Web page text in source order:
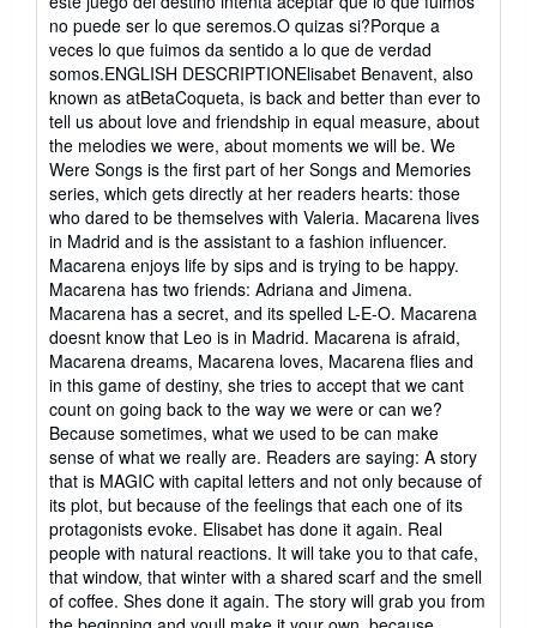
no puede ser lo que seremos.O quizas si?Porque a
veces lo que fuimos da sentido a lo que de verdad
somos.ENGLISH DESCRIPTIONElisabet Benavent, also
known as atBetaCoqueta, is back and better than ever to
tell us about love and friendship in equal measure, about
the melodies we were, about moments we will be. We
Were Songs is the first part of her Songs and Memories
series, which gets directly at her readers hearts: those
who dared to be themselves with Valeria. Macarena lives
in Madrid and is the assistant to a fashion influencer.
Macarena enjoys life by sips and is trying to be happy.
Macarena has two friends: Adriana and Jimena.
Macarena has a secret, and its spelled L-E-O. Macarena
doesnt know that Leo is in Madrid. Macarena is afraid,
Macarena dreams, Macarena loves, Macarena flies and
in this game of destiny, she tries to accept that we cant
count on going back to the way we were or can we?
Because sometimes, what we used to be can make
sense of what we really are. Readers are saying: A story
that is MAGIC with capital letters and not only because of
its plot, but because of the feelings that each one of its
protagonists evoke. Elisabet has done it again. Real
people with natural reactions. It will take you to that cafe,
that window, that winter with a shared scarf and the smell
of coffee. Shes done it again. The story will grab you from